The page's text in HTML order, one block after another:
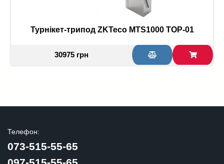
Турнікет-трипод ZKTeco MTS1000 TOP-01
30975 грн
Телефон:
073-515-55-65